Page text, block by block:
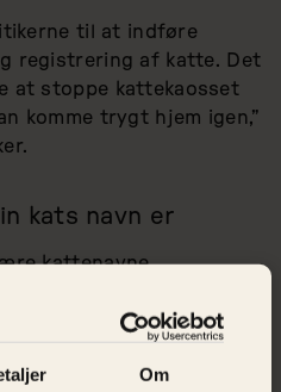
Om
til at indføre
registrering af katte. Det
at stoppe kattekaosset
komme trygt hjem igen,”
kats navn er
kattenavne
gennemfører
beregner, hvor man